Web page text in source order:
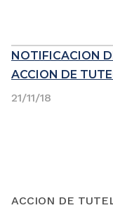
NOTIFICACION
ACCION DE
ACCION DE
21/11/18